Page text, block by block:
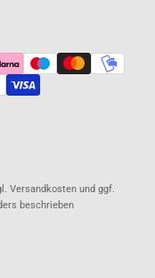
Versandkosten und ggf.
beschrieben